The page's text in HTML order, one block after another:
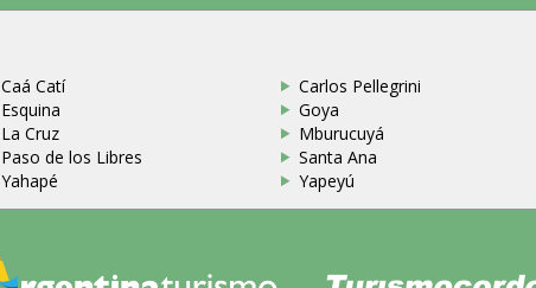
Caá Catí Carlos Pellegrini
Esquina Goya
La Cruz Mburucuyá
Paso de los Libres Santa Ana
Yahapé Yapeyú